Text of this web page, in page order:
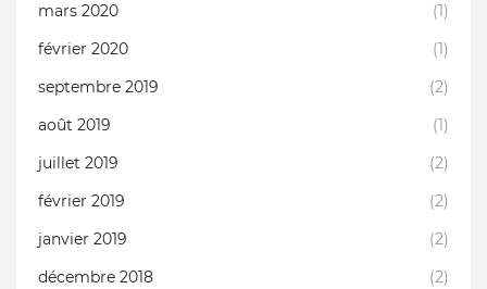
mars 2020
(1)
février 2020
(1)
septembre 2019
(2)
août 2019
(1)
juillet 2019
(2)
février 2019
(2)
janvier 2019
(2)
décembre 2018
(2)